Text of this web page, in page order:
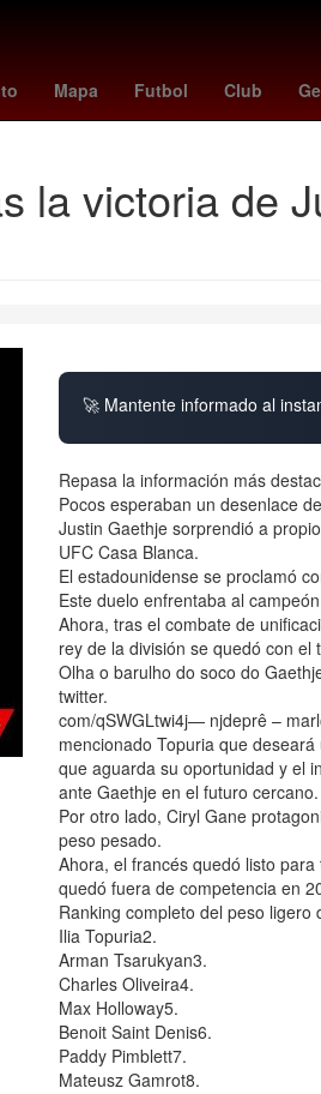
Mapa Futbol Club
juarez fc claudia schiffer atlas
la victoria de
🚀 Mantente informado al
Repasa la información más
Pocos esperaban un desenlace
Justin Gaethje sorprendió a
UFC Casa Blanca.
El estadounidense se proclamó
Este duelo enfrentaba al
Ahora, tras el combate de
rey de la división se quedó con el
Olha o barulho do soco do
twitter.
com/qSWGLtwi4j— njdeprê –
mencionado Topuria que
que aguarda su oportunidad y el
ante Gaethje en el futuro cercano.
Por otro lado, Ciryl Gane
peso pesado.
Ahora, el francés quedó listo
quedó fuera de competencia en
Ranking completo del peso
Ilia Topuria2.
Arman Tsarukyan3.
Charles Oliveira4.
Max Holloway5.
Benoit Saint Denis6.
Paddy Pimblett7.
Mateusz Gamrot8.